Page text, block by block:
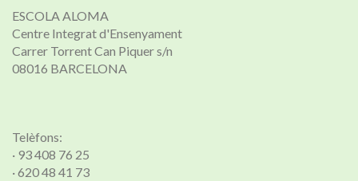
ESCOLA ALOMA
Centre Integrat d'Ensenyament
Carrer Torrent Can Piquer s/n
08016 BARCELONA
Telèfons:
· 93 408 76 25
· 620 48 41 73